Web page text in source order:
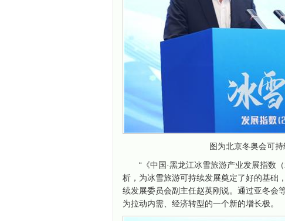
图为北京冬奥会可
“《中国·黑龙江冰雪旅游产业发展指数
析，为冰雪旅游可持续发展奠定了好的基础
续发展委员会副主任赵英刚说。通过亚冬会
为拉动内需、经济转型的一个新的增长极。